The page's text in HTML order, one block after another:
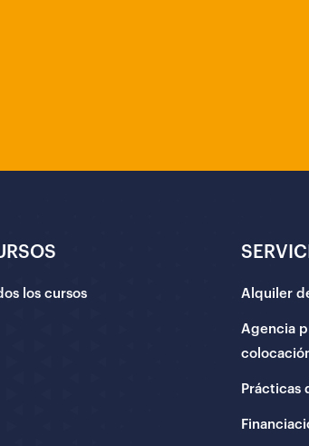
los cursos Alquiler
Agencia
Prácticas